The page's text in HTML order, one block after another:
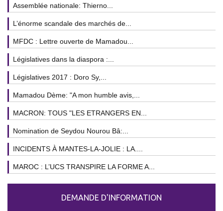
Assemblée nationale: Thierno...
L’énorme scandale des marchés de...
MFDC : Lettre ouverte de Mamadou...
Législatives dans la diaspora :...
Législatives 2017 : Doro Sy,...
Mamadou Dème: "A mon humble avis,...
MACRON: TOUS "LES ETRANGERS EN...
Nomination de Seydou Nourou Bâ:...
INCIDENTS À MANTES-LA-JOLIE : LA....
MAROC : L’UCS TRANSPIRE LA FORME A...
DEMANDE D'INFORMATION